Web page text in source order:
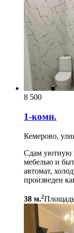
8 500
1-комн.
Кемерово,
Сдам уютную
мебелью и
автомат,
произведен
38 м.2